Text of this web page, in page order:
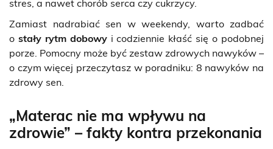
stres, a nawet chorób serca czy cukrzycy.
Zamiast nadrabiać sen w weekendy, warto zadbać
o stały rytm dobowyi codziennie kłaść się o podobnej
porze. Pomocny może być zestaw zdrowych nawyków –
o czym więcej przeczytasz w poradniku: 8 nawyków na
zdrowy sen.
„Materac nie ma wpływu na
zdrowie” – fakty kontra przekonania